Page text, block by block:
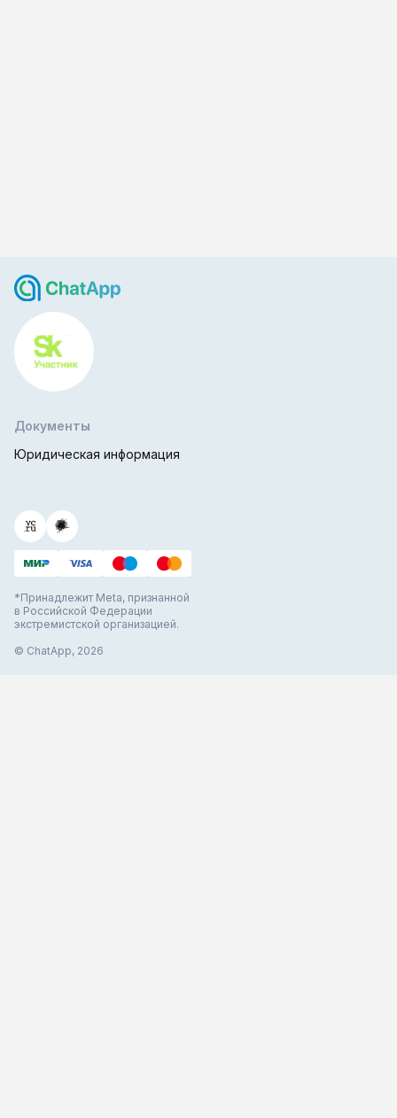
Документы
Юридическая информация
© ChatApp, 2026
*Принадлежит Meta, признанной
в Российской Федерации
экстремистской организацией.